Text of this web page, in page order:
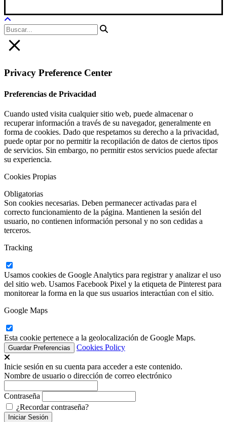
Privacy Preference Center
Preferencias de Privacidad
Cuando usted visita cualquier sitio web, puede almacenar o
recuperar información a través de su navegador, generalmente en
forma de cookies. Dado que respetamos su derecho a la privacidad,
puede optar por no permitir la recopilación de datos de ciertos tipos
de servicios. Sin embargo, no permitir estos servicios puede afectar
su experiencia.
Cookies Propias
Obligatorias
Son cookies necesarias. Deben permanecer activadas para el
correcto funcionamiento de la página. Mantienen la sesión del
usuario, no contienen información personal y no son cedidas a
terceros.
Tracking
Usamos cookies de Google Analytics para registrar y analizar el uso
del sitio web. Usamos Facebook Pixel y la etiqueta de Pinterest para
monitorear la forma en la que sus usuarios interactúan con el sitio.
Google Maps
Esta cookie pertenece a la geolocalización de Google Maps.
Cookies Policy
Inicie sesión en su cuenta para acceder a este contenido.
Nombre de usuario o dirección de correo electrónico
Contraseña
¿Recordar contraseña?